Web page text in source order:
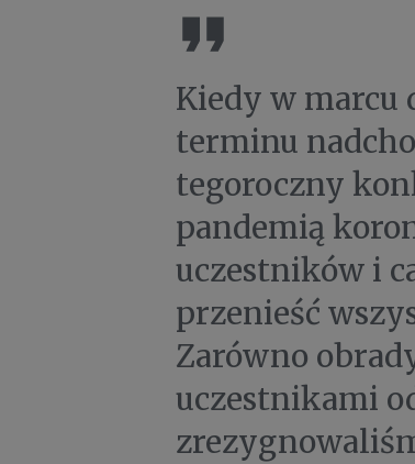
Kiedy w marcu
terminu
tegoroczny
pandemią
uczestników i
przenieść
Zarówno
uczestnikami